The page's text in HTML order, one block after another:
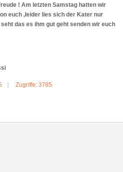
! Am letzten Samstag hatten wir
euch ,leider lies sich der Kater nur
das es ihm gut geht senden wir euch
Zugriffe: 3785